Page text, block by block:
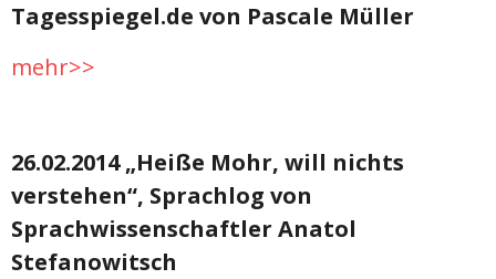
Tagesspiegel.de von Pascale Müller
mehr>>
26.02.2014 „Heiße Mohr, will nichts
verstehen“, Sprachlog von
Sprachwissenschaftler Anatol
Stefanowitsch